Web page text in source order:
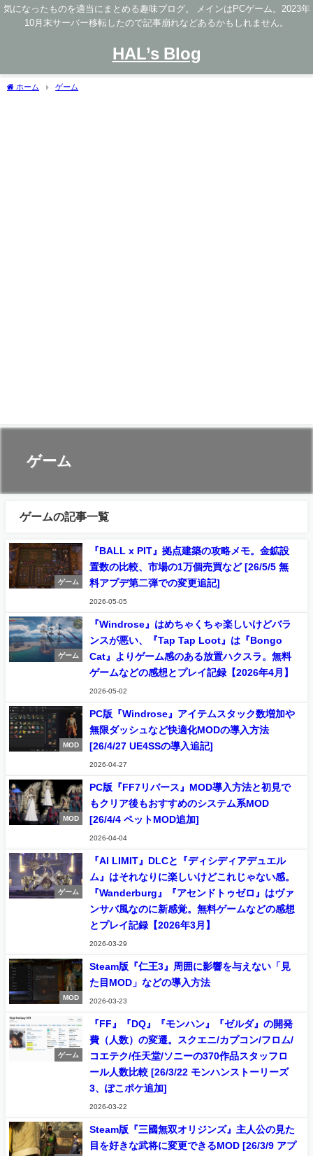
気になったものを適当にまとめる趣味ブログ。 メインはPCゲーム。2023年
10月末サーバー移転したので記事崩れなどあるかもしれません。
HAL’s Blog
ホーム ゲーム
ゲーム
ゲームの記事一覧
ゲーム
『BALL x PIT』拠点建築の攻略メモ。金鉱設
置数の比較、市場の1万個売買など [26/5/5 無
料アプデ第二弾での変更追記]
2026-05-05
ゲーム
『Windrose』はめちゃくちゃ楽しいけどバラ
ンスが悪い、『Tap Tap Loot』は『Bongo
Cat』よりゲーム感のある放置ハクスラ。無料
ゲームなどの感想とプレイ記録【2026年4月】
2026-05-02
MOD
PC版『Windrose』アイテムスタック数増加や
無限ダッシュなど快適化MODの導入方法
[26/4/27 UE4SSの導入追記]
2026-04-27
MOD
PC版『FF7リバース』MOD導入方法と初見で
もクリア後もおすすめのシステム系MOD
[26/4/4 ペットMOD追加]
2026-04-04
ゲーム
『AI LIMIT』DLCと『ディシディアデュエル
ム』はそれなりに楽しいけどこれじゃない感。
『Wanderburg』『アセンドトゥゼロ』はヴァ
ンサバ風なのに新感覚。無料ゲームなどの感想
とプレイ記録【2026年3月】
2026-03-29
MOD
Steam版『仁王3』周囲に影響を与えない「見
た目MOD」などの導入方法
2026-03-23
ゲーム
『FF』『DQ』『モンハン』『ゼルダ』の開発
費（人数）の変遷。スクエニ/カプコン/フロム/
コエテク/任天堂/ソニーの370作品スタッフロ
ール人数比較 [26/3/22 モンハンストーリーズ
3、ぽこポケ追加]
2026-03-22
Steam版『三國無双オリジンズ』主人公の見た
目を好きな武将に変更できるMOD [26/3/9 アプ